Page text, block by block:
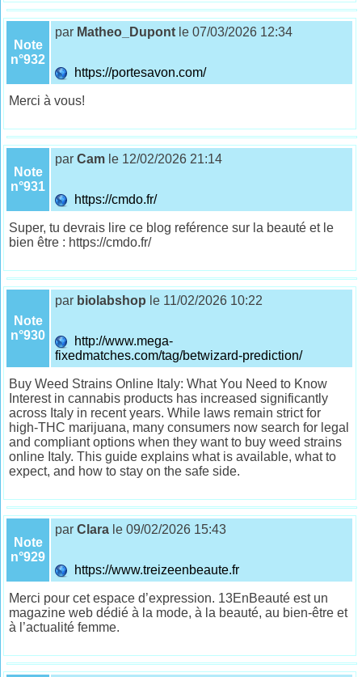
Note
n°932
par Matheo_Dupont le 07/03/2026 12:34
https://portesavon.com/
Merci à vous!
Note
n°931
parCam le 12/02/2026 21:14
https://cmdo.fr/
Super, tu devrais lire ce blog reférence sur la beauté et le
bien être : https://cmdo.fr/
Note
n°930
par biolabshop le 11/02/2026 10:22
http://www.mega-
fixedmatches.com/tag/betwizard-prediction/
Buy Weed Strains Online Italy: What You Need to Know
Interest in cannabis products has increased significantly
across Italy in recent years. While laws remain strict for
high-THC marijuana, many consumers now search for legal
and compliant options when they want to buy weed strains
online Italy. This guide explains what is available, what to
expect, and how to stay on the safe side.
Note
n°929
parClara le 09/02/2026 15:43
https://www.treizeenbeaute.fr
Merci pour cet espace d’expression. 13EnBeauté est un
magazine web dédié à la mode, à la beauté, au bien-être et
à l’actualité femme.